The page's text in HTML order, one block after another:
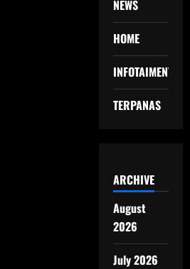
NEWS
HOME
INFOTAIMENT
TERPANAS
ARCHIVE
August
2026
July 2026